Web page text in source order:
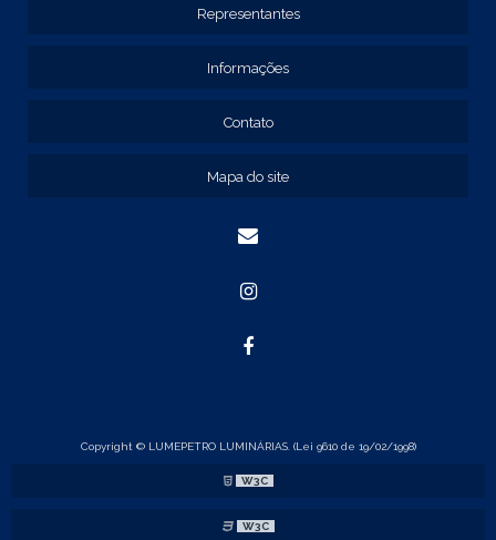
REF: 160105
Representantes
Informações
Contato
Mapa do site
Copyright © LUMEPETRO LUMINÁRIAS. (Lei 9610 de 19/02/1998)
W3C
W3C